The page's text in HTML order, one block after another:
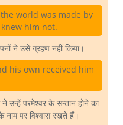
world was made by
him not.
ने उसे ग्रहण नहीं किया।
his own received him
उन्हें परमेश्वर के सन्तान होने का
नाम पर विश्वास रखते हैं।